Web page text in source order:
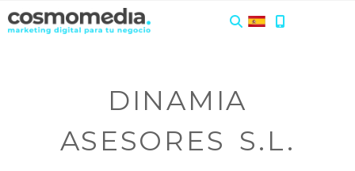
DINAMIA
ASESORES S.L.